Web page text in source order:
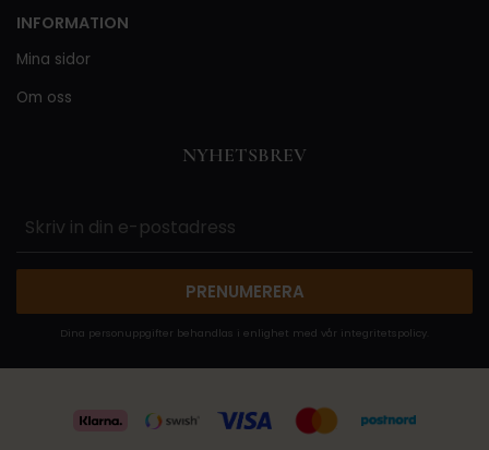
INFORMATION
Mina sidor
Om oss
NYHETSBREV
PRENUMERERA
Dina personuppgifter behandlas i enlighet med vår integritetspolicy